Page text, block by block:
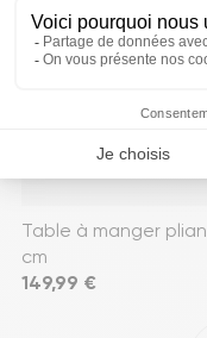
Table à manger
cm
Prix
149,99 €